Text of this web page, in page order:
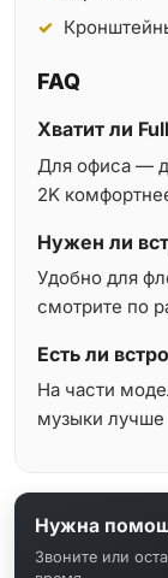
FAQ
Хватит ли
Для офиса —
2K
Нужен ли
Удобно для
смотрите по
Есть ли
На части
музыки лучше
Нужна
Звоните или